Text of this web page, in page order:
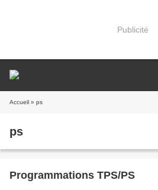
Publicité
Accueil » ps
ps
Programmations TPS/PS